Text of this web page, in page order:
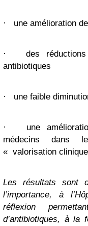
· une amélioration
·
des
antibiotiques
· une faible
·
une
médecins dans
« valorisation
Les résultats sont
l’importance, à
réflexion
d’antibiotiques, à la